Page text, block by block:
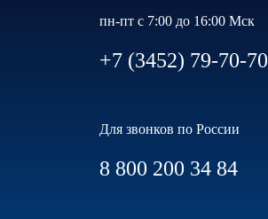
пн-пт с 7:00 до 16:00 Мск
+7 (3452) 79-70-70
Для звонков по России
8 800 200 34 84